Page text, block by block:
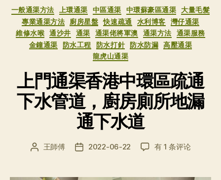
分
类
一般通渠方法 上環通渠 中區通渠 中環蘇豪區通渠
大量毛髮
專業通渠方法
廚房星盤 快速疏通 水利博客
灣仔通渠
維修水喉 通沙井 通渠 通渠佬將軍澳 通渠方法
通渠服務
金鐘通渠
防水工程 防水打針 防水防漏 高壓通渠
龍虎山通渠
上門通渠香港中環區疏通
下水管道，廚房廁所地漏
通下水道
文 王師傅
发 2022-06-22
上
有 1 条评论